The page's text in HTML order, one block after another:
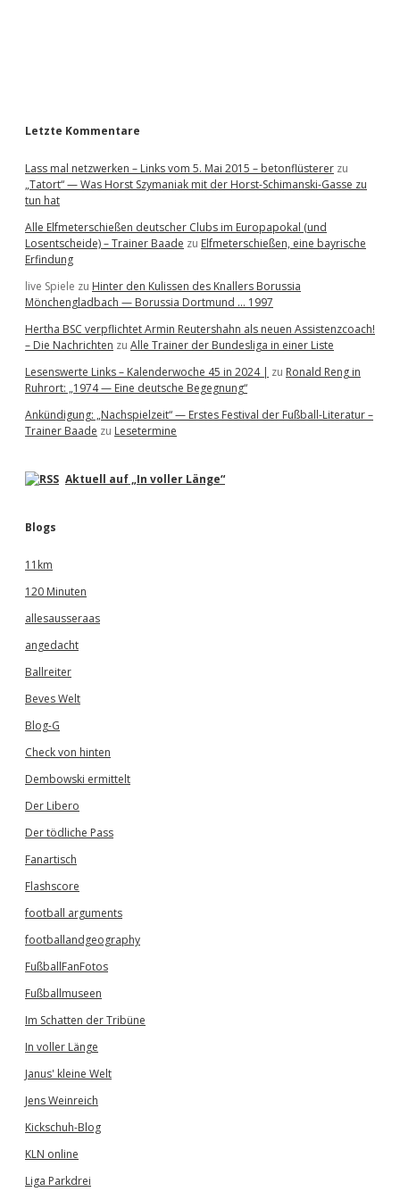
Letzte Kommentare
Lass mal netzwerken – Links vom 5. Mai 2015 – betonflüsterer zu
„Tatort“ — Was Horst Szymaniak mit der Horst-Schimanski-Gasse zu
tun hat
Alle Elfmeterschießen deutscher Clubs im Europapokal (und
Losentscheide) – Trainer Baade zu Elfmeterschießen, eine bayrische
Erfindung
live Spiele zu Hinter den Kulissen des Knallers Borussia
Mönchengladbach — Borussia Dortmund … 1997
Hertha BSC verpflichtet Armin Reutershahn als neuen Assistenzcoach!
– Die Nachrichten zu Alle Trainer der Bundesliga in einer Liste
Lesenswerte Links – Kalenderwoche 45 in 2024 | zu Ronald Reng in
Ruhrort: „1974 — Eine deutsche Begegnung“
Ankündigung: „Nachspielzeit“ — Erstes Festival der Fußball-Literatur –
Trainer Baade zu Lesetermine
Aktuell auf „In voller Länge“
Blogs
11km
120 Minuten
allesausseraas
angedacht
Ballreiter
Beves Welt
Blog-G
Check von hinten
Dembowski ermittelt
Der Libero
Der tödliche Pass
Fanartisch
Flashscore
football arguments
footballandgeography
FußballFanFotos
Fußballmuseen
Im Schatten der Tribüne
In voller Länge
Janus' kleine Welt
Jens Weinreich
Kickschuh-Blog
KLN online
Liga Parkdrei